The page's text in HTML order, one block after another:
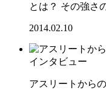
とは？ その強さ
2014.02.10
インタビュー
アスリートから